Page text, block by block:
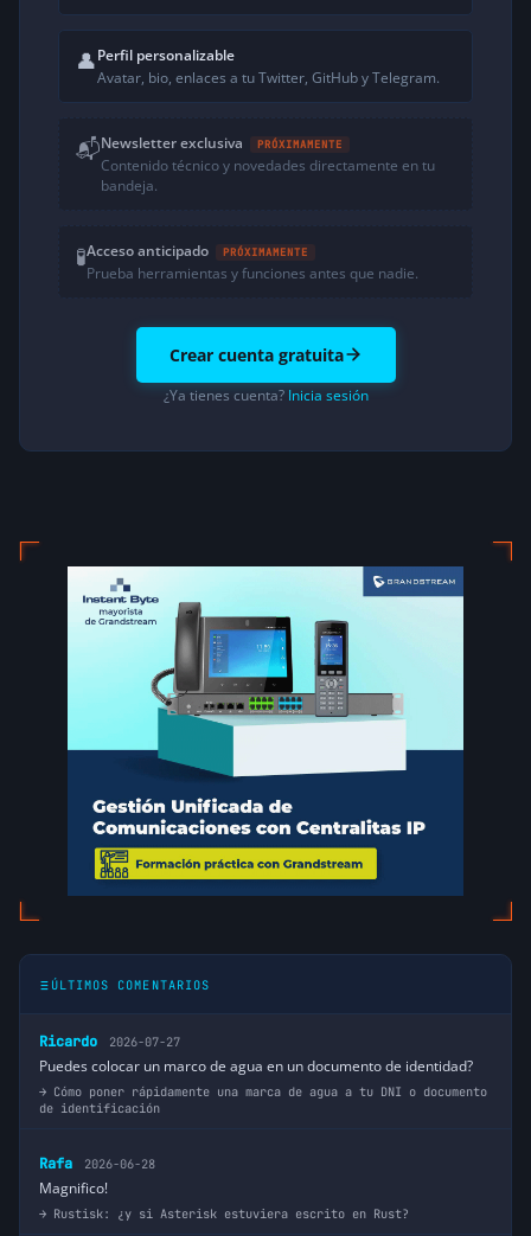
👤Perfil personalizable
Avatar, bio, enlaces a tu Twitter, GitHub y Telegram.
📬Newsletter exclusiva PRÓXIMAMENTE
Contenido técnico y novedades directamente en tu
bandeja.
🧪Acceso anticipado PRÓXIMAMENTE
Prueba herramientas y funciones antes que nadie.
Crear cuenta gratuita
¿Ya tienes cuenta? Inicia sesión
ÚLTIMOS COMENTARIOS
Ricardo 2026-07-27
Puedes colocar un marco de agua en un documento de identidad?
Cómo poner rápidamente una marca de agua a tu DNI o documento
de identificación
Rafa 2026-06-28
Magnifico!
Rustisk: ¿y si Asterisk estuviera escrito en Rust?